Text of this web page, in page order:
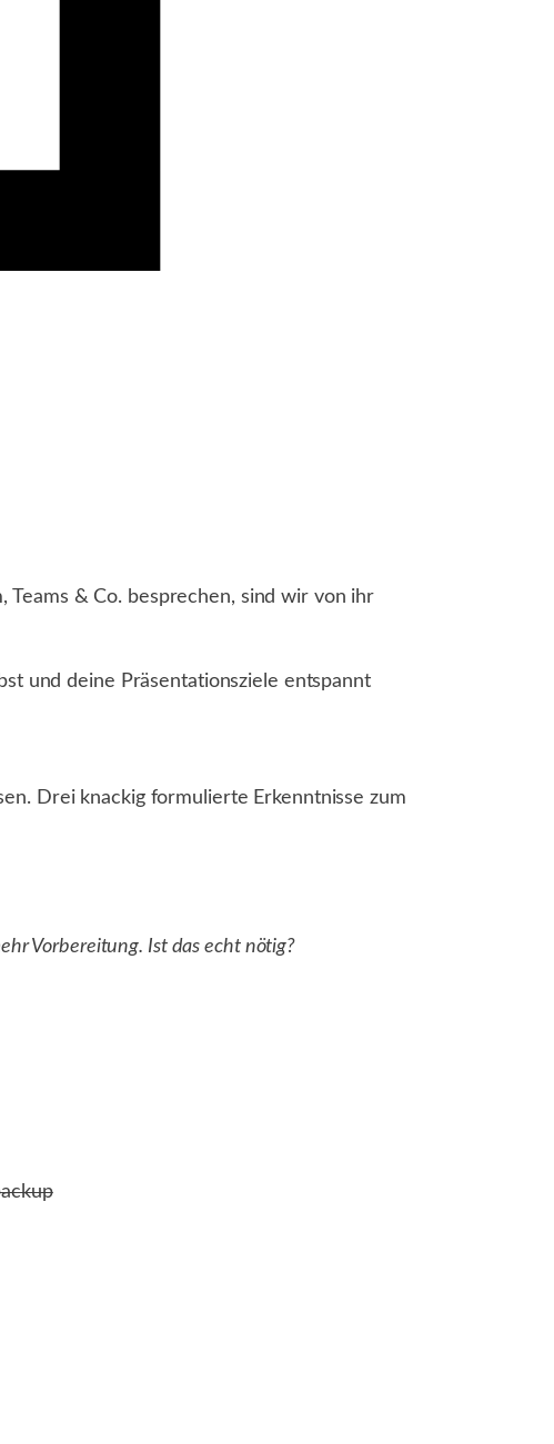
& Co. besprechen, sind wir von ihr
und deine Präsentationsziele entspannt
Drei knackig formulierte Erkenntnisse zum
Vorbereitung. Ist das echt nötig?